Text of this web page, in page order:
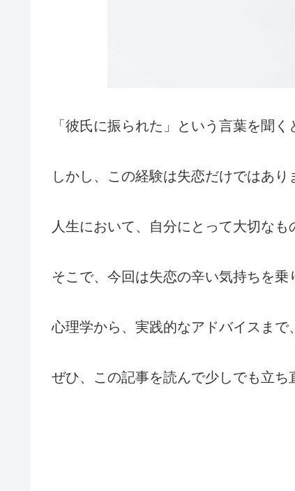
「彼氏に振られた」という言葉を聞
しかし、この経験は失恋だけではあり
人生において、自分にとって大切な
そこで、今回は失恋の辛い気持ちを乗
心理学から、実践的なアドバイスまで
ぜひ、この記事を読んで少しでも立ち